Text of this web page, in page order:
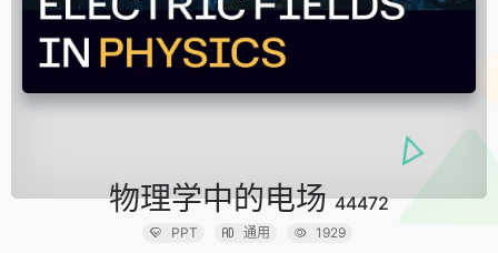
物理学中的电场44472
PPT 通用 1929